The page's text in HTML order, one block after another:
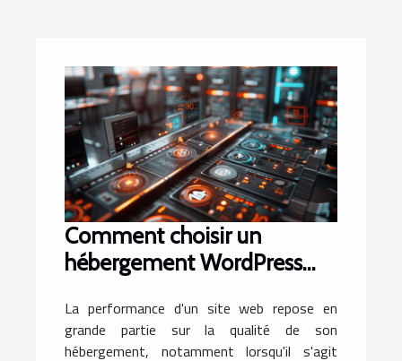
Comment choisir un
hébergement WordPress
La performance d'un site web repose en
grande partie sur la qualité de son
hébergement, notamment lorsqu'il s'agit